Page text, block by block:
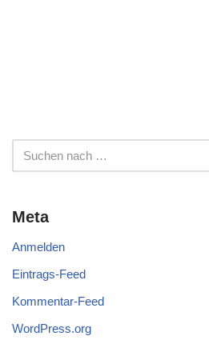
Meta
Anmelden
Eintrags-Feed
Kommentar-Feed
WordPress.org